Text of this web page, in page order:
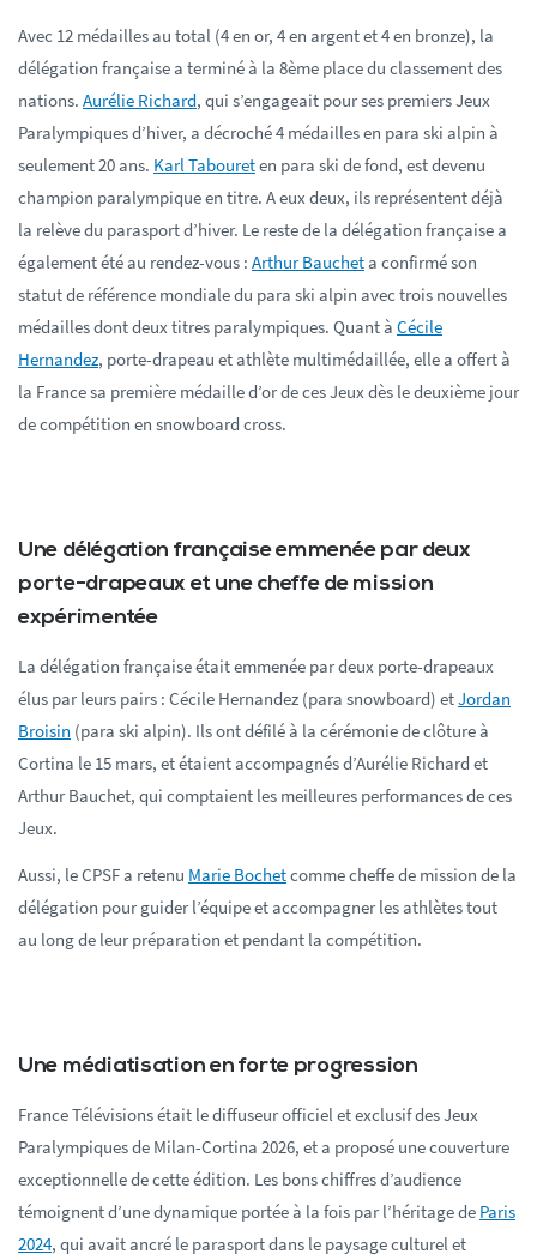
Avec 12 médailles au total (4 en or, 4 en argent et 4 en bronze), la
délégation française a terminé à la 8ème place du classement des
nations. Aurélie Richard, qui s’engageait pour ses premiers Jeux
Paralympiques d’hiver, a décroché 4 médailles en para ski alpin à
seulement 20 ans. Karl Taboureten para ski de fond, est devenu
champion paralympique en titre. A eux deux, ils représentent déjà
la relève du parasport d’hiver. Le reste de la délégation française a
également été au rendez-vous : Arthur Baucheta confirmé son
statut de référence mondiale du para ski alpin avec trois nouvelles
médailles dont deux titres paralympiques. Quant à Cécile
Hernandez, porte-drapeau et athlète multimédaillée, elle a offert à
la France sa première médaille d’or de ces Jeux dès le deuxième jour
de compétition en snowboard cross.
Une délégation française emmenée par deux
porte-drapeaux et une cheffe de mission
expérimentée
La délégation française était emmenée par deux porte-drapeaux
élus par leurs pairs : Cécile Hernandez (para snowboard) etJordan
Broisin (para ski alpin). Ils ont défilé à la cérémonie de clôture à
Cortina le 15 mars, et étaient accompagnés d’Aurélie Richard et
Arthur Bauchet, qui comptaient les meilleures performances de ces
Jeux.
Aussi, le CPSF a retenu Marie Bochetcomme cheffe de mission de la
délégation pour guider l’équipe et accompagner les athlètes tout
au long de leur préparation et pendant la compétition.
Une médiatisation en forte progression
France Télévisions était le diffuseur officiel et exclusif des Jeux
Paralympiques de Milan-Cortina 2026, et a proposé une couverture
exceptionnelle de cette édition. Les bons chiffres d’audience
témoignent d’une dynamique portée à la fois par l’héritage de Paris
2024, qui avait ancré le parasport dans le paysage culturel et